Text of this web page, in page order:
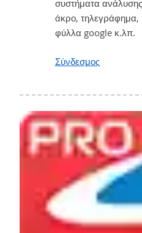
συστήματα
άκρο, τηλεγράφημα,
φύλλα google κ.λπ.
Σύνδεσμος